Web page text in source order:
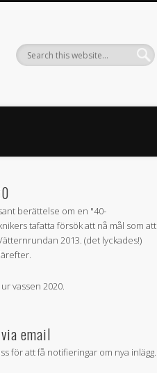
berättelse om en "40-
tafatta försök att nå mål som att
2013. (det lyckades!)
vassen 2020.
email
för att få notifieringar om nya inlägg.